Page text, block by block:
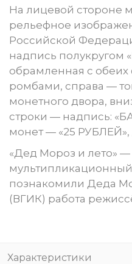
На лицевой стороне
рельефное
Российской
надпись
обрамленная с
ромбами, справа —
монетного двора,
строки — надпись:
монет — «25 РУБЛЕЙ»,
«Дед Мороз и лето»
познакомили Деда
(ВГИК) работа
Характеристики